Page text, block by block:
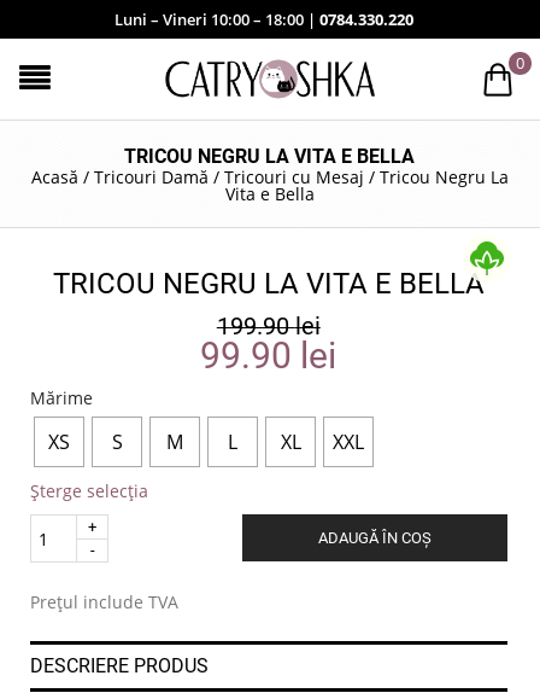
Luni – Vineri 10:00 – 18:00 | 0784.330.220
0
TRICOU NEGRU LA VITA E BELLA
Acasă / Tricouri Damă / Tricouri cu Mesaj / Tricou Negru La
Vita e Bella
TRICOU NEGRU LA VITA E BELLA
199.90lei
99.90 lei
Mărime
XS S M L XL XXL
Șterge selecția
Quantity
ADAUGĂ ÎN COȘ
Prețul include TVA
DESCRIERE PRODUS